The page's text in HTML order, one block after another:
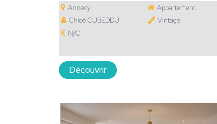
Annecy
Appartement
Chloé CUBEDDU
Vintage
N/C
Découvrir